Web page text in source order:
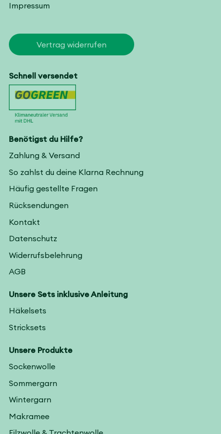
Benötigst du Hilfe?
Zahlung & Versand
So zahlst du deine Klarna Rechnung
Häufig gestellte Fragen
Rücksendungen
Kontakt
Datenschutz
Widerrufsbelehrung
AGB
Unsere Sets inklusive Anleitung
Häkelsets
Stricksets
Unsere Produkte
Sockenwolle
Sommergarn
Wintergarn
Makramee
Impressum
Vertrag widerrufen
Schnell versendet